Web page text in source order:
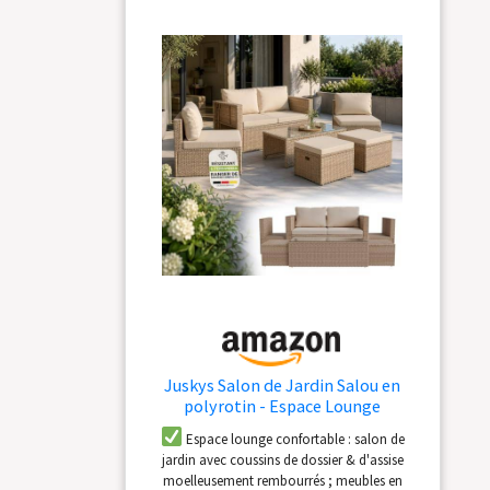
rallonge : L 210 x l 100
x h 75 cm et avec 2
rallonges : L 240 x l
100 x h 75 cm.
Juskys Salon de Jardin Salou en
polyrotin - Espace Lounge
d'extérieur résistant aux intempéries
pour 6 Personnes - Coin Salon avec
Table & Coussins - pour Jardin,
Espace lounge confortable : salon de
jardin avec coussins de dossier & d'assise
moelleusement rembourrés ; meubles en